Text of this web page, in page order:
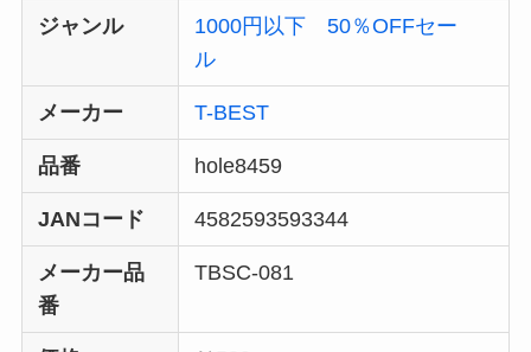
ジャンル 1000円以下
50％OFFセー
ル
メーカー T-BEST
品番 hole8459
JANコード 4582593593344
メーカー品
番
TBSC-081